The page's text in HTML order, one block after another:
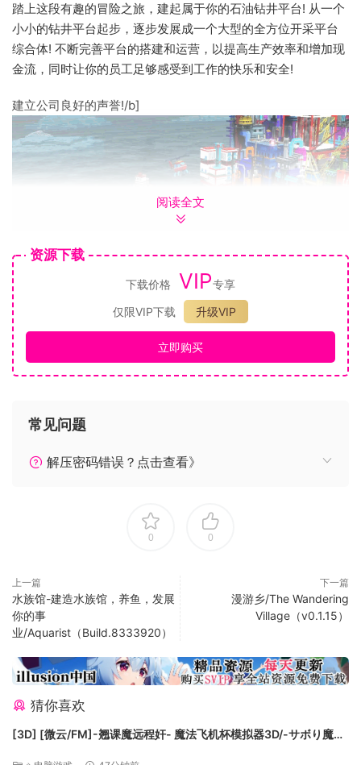
踏上这段有趣的冒险之旅，建起属于你的石油钻井平台! 从一个
小小的钻井平台起步，逐步发展成一个大型的全方位开采平台
综合体! 不断完善平台的搭建和运营，以提高生产效率和增加现
金流，同时让你的员工足够感受到工作的快乐和安全!
建立公司良好的声誉!/b]
阅读全文
资源下载
下载价格 VIP专享
仅限VIP下载
升级VIP
立即购买
常见问题
解压密码错误？点击查看》
0 0
上一篇
水族馆-建造水族馆，养鱼，发展
你的事
业/Aquarist（Build.8333920）
下一篇
漫游乡/The Wandering
Village（v0.1.15）
猜你喜欢
[3D] [微云/FM]-翘课魔远程奸- 魔法飞机杯模拟器3D/-サボり魔遠